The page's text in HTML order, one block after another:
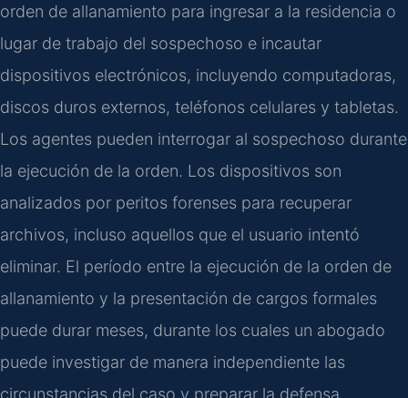
orden de allanamiento para ingresar a la residencia o
lugar de trabajo del sospechoso e incautar
dispositivos electrónicos, incluyendo computadoras,
discos duros externos, teléfonos celulares y tabletas.
Los agentes pueden interrogar al sospechoso durante
la ejecución de la orden. Los dispositivos son
analizados por peritos forenses para recuperar
archivos, incluso aquellos que el usuario intentó
eliminar. El período entre la ejecución de la orden de
allanamiento y la presentación de cargos formales
puede durar meses, durante los cuales un abogado
puede investigar de manera independiente las
circunstancias del caso y preparar la defensa.